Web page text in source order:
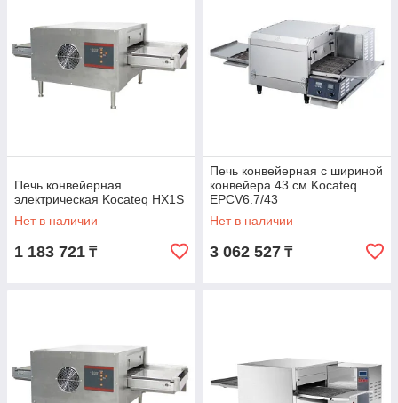
Печь конвейерная
электрическая Kocateq HX1S
Нет в наличии
1 183 721 ₸
Печь конвейерная с шириной
конвейера 43 см Kocateq
EPCV6.7/43
Нет в наличии
3 062 527 ₸